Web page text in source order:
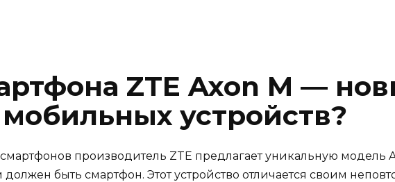
ZTE Axon M —
устройств?
производитель ZTE предлагает уникальную модель
должен быть смартфон. Этот устройство отличается своим